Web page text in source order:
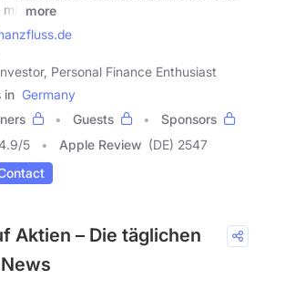
more
Personal Finance Enthusiast
in Germany
Guests
Sponsors
/5 Apple Review (DE) 2547
Aktien – Die täglichen